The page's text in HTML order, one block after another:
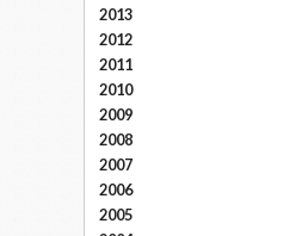
2013
2012
2011
2010
2009
2008
2007
2006
2005